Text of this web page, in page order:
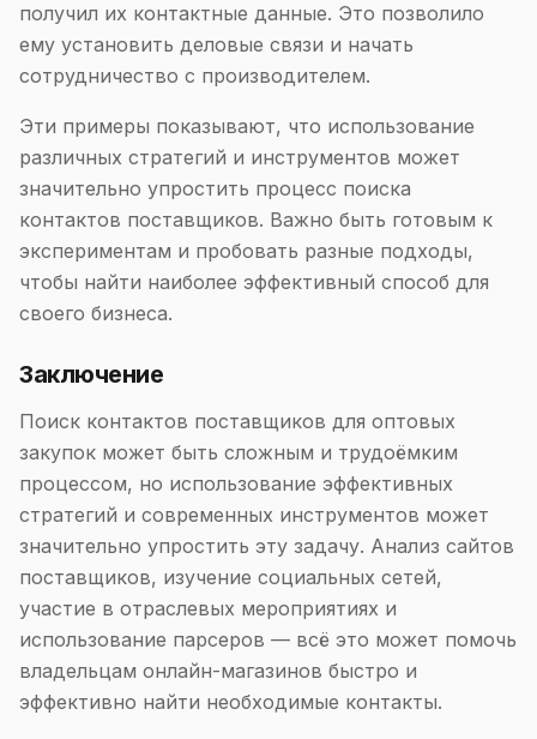
получил их контактные данные. Это позволило
ему установить деловые связи и начать
сотрудничество с производителем.
Эти примеры показывают, что использование
различных стратегий и инструментов может
значительно упростить процесс поиска
контактов поставщиков. Важно быть готовым к
экспериментам и пробовать разные подходы,
чтобы найти наиболее эффективный способ для
своего бизнеса.
Заключение
Поиск контактов поставщиков для оптовых
закупок может быть сложным и трудоёмким
процессом, но использование эффективных
стратегий и современных инструментов может
значительно упростить эту задачу. Анализ сайтов
поставщиков, изучение социальных сетей,
участие в отраслевых мероприятиях и
использование парсеров — всё это может помочь
владельцам онлайн-магазинов быстро и
эффективно найти необходимые контакты.